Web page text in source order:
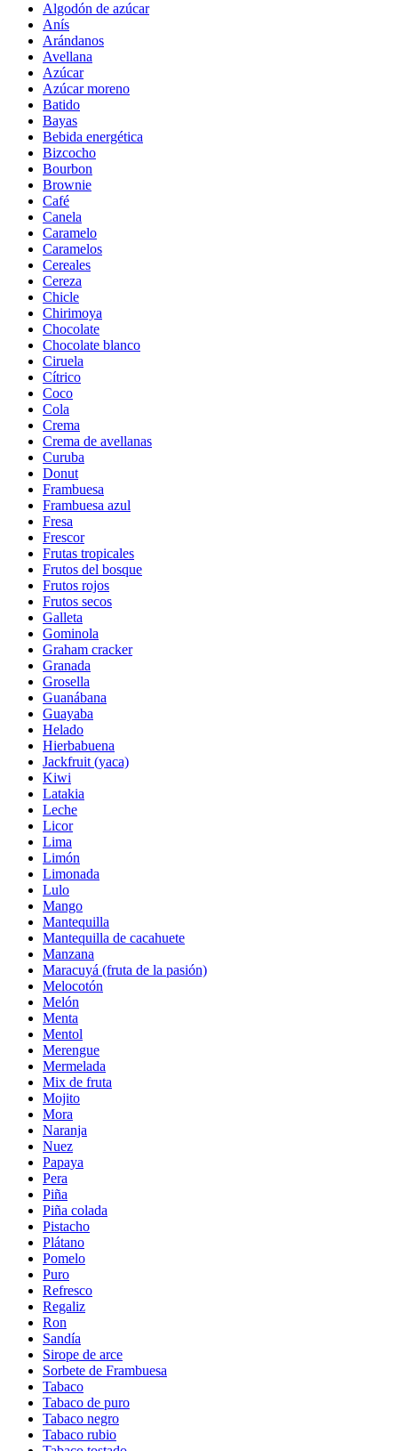
Algodón de azúcar
Anís
Arándanos
Avellana
Azúcar
Azúcar moreno
Batido
Bayas
Bebida energética
Bizcocho
Bourbon
Brownie
Café
Canela
Caramelo
Caramelos
Cereales
Cereza
Chicle
Chirimoya
Chocolate
Chocolate blanco
Ciruela
Cítrico
Coco
Cola
Crema
Crema de avellanas
Curuba
Donut
Frambuesa
Frambuesa azul
Fresa
Frescor
Frutas tropicales
Frutos del bosque
Frutos rojos
Frutos secos
Galleta
Gominola
Graham cracker
Granada
Grosella
Guanábana
Guayaba
Helado
Hierbabuena
Jackfruit (yaca)
Kiwi
Latakia
Leche
Licor
Lima
Limón
Limonada
Lulo
Mango
Mantequilla
Mantequilla de cacahuete
Manzana
Maracuyá (fruta de la pasión)
Melocotón
Melón
Menta
Mentol
Merengue
Mermelada
Mix de fruta
Mojito
Mora
Naranja
Nuez
Papaya
Pera
Piña
Piña colada
Pistacho
Plátano
Pomelo
Puro
Refresco
Regaliz
Ron
Sandía
Sirope de arce
Sorbete de Frambuesa
Tabaco
Tabaco de puro
Tabaco negro
Tabaco rubio